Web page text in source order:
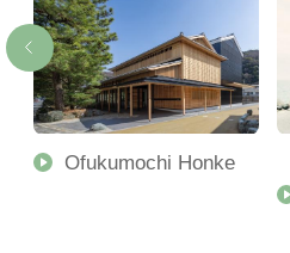
Ofukumochi Honke